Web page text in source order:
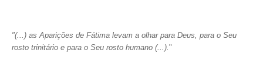
"(...) as Aparições de Fátima levam a olhar para Deus, para o Seu
rosto trinitário e para o Seu rosto humano (...)."